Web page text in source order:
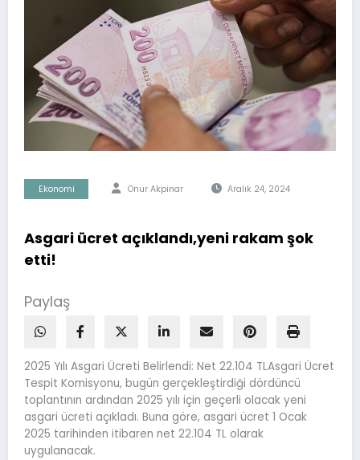
Ekonomi Onur Akpinar Aralık 24, 2024
Asgari ücret açıklandı,yeni rakam şok
etti!
Paylaş
2025 Yılı Asgari Ücreti Belirlendi: Net 22.104 TLAsgari Ücret
Tespit Komisyonu, bugün gerçekleştirdiği dördüncü
toplantının ardından 2025 yılı için geçerli olacak yeni
asgari ücreti açıkladı. Buna göre, asgari ücret 1 Ocak
2025 tarihinden itibaren net 22.104 TL olarak
uygulanacak.